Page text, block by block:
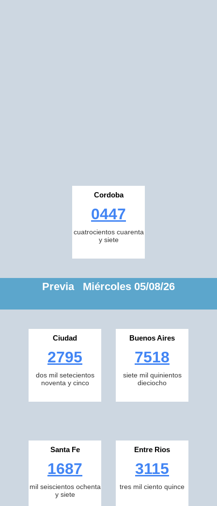
Cordoba
0447
cuatrocientos cuarenta
y siete
Previa Miércoles 05/08/26
Ciudad
2795
dos mil setecientos
noventa y cinco
Buenos Aires
7518
siete mil quinientos
dieciocho
Santa Fe
1687
mil seiscientos ochenta
y siete
Entre Rios
3115
tres mil ciento quince